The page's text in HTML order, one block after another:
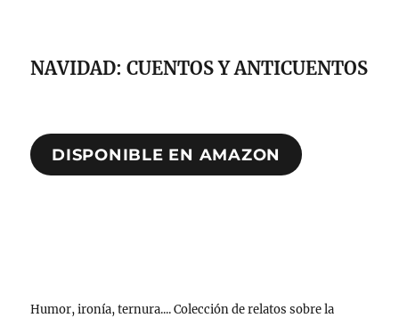
NAVIDAD: CUENTOS Y ANTICUENTOS
DISPONIBLE EN AMAZON
Humor, ironía, ternura.... Colección de relatos sobre la